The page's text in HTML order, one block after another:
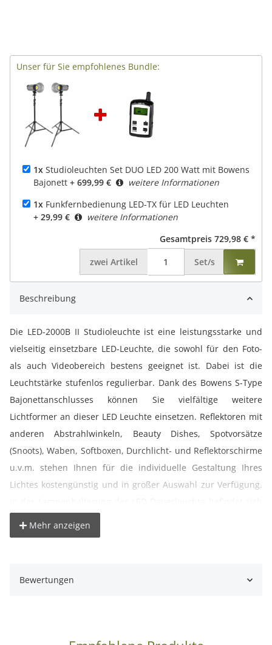
Unser für Sie empfohlenes Bundle:
1x Studioleuchten Set DUO LED 200 Watt mit Bowens
Bajonett + 699,99 €
weitere Informationen
1x Funkfernbedienung LED-TX für LED Leuchten
+ 29,99 €
weitere Informationen
Gesamtpreis 729,98 € *
zwei Artikel Set/s
Beschreibung
Die LED-2000B II Studioleuchte ist eine leistungsstarke und
vielseitig einsetzbare LED-Leuchte, die sowohl für den Foto-
als auch Videobereich bestens geeignet ist. Dabei ist die
Leuchtstärke stufenlos regulierbar. Dank des Bowens S-Type
Bajonettanschlusses können Sie vielfältige weitere
Lichtformer an dieser LED Leuchte einsetzen. Reflektoren mit
anderen Abstrahlwinkeln, Beauty Dishes, Spotvorsätze
(Snoots), Waben, Softboxen, Durchlicht- und Reflektorschirme
u.v.m. stehen Ihnen für die individuelle Gestaltung Ihres
Lichtes kostengünstig und in großer Auswahl zur Verfügung.
So erhalten Sie zusätzlich die Möglichkeit, eine sehr
hohe Farbwiedergabeindex (RA >95) erlauben einen
Mehr anzeigen
Bewertungen